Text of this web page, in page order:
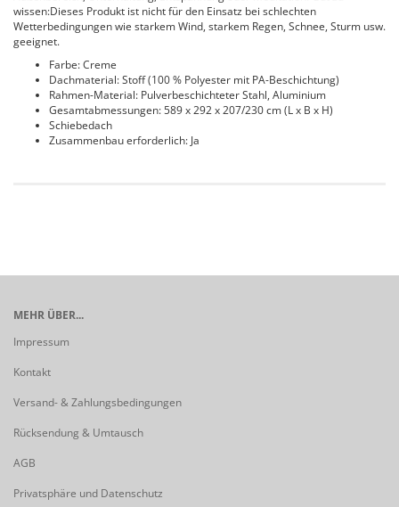
wissen:Dieses Produkt ist nicht für den Einsatz bei schlechten
Wetterbedingungen wie starkem Wind, starkem Regen, Schnee, Sturm usw.
geeignet.
Farbe: Creme
Dachmaterial: Stoff (100 % Polyester mit PA-Beschichtung)
Rahmen-Material: Pulverbeschichteter Stahl, Aluminium
Gesamtabmessungen: 589 x 292 x 207/230 cm (L x B x H)
Schiebedach
Zusammenbau erforderlich: Ja
MEHR ÜBER...
Impressum
Kontakt
Versand- & Zahlungsbedingungen
Rücksendung & Umtausch
AGB
Privatsphäre und Datenschutz